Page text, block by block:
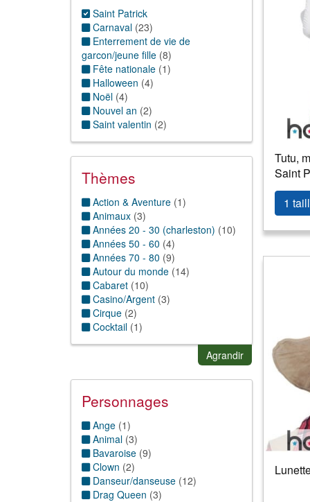
Frac(2)
Gilet(2)
Noeud papillon(2)
T-shirt(3)
Top( 1)
Jambes et pieds
Chaussures
Collants(4 )
Jupe(1)
Tête:
Couronne et tiare(1)
fausses oreilles
Lunettes(7 )
Moustache ( 1)
Serre tête( 9 )
Saint Patrick
Carnaval (23)
Enterrement de vie de
garcon/jeune fille (8)
Fête nationale (1)
Halloween (4)
Noël (4)
Nouvel an (2)
Saint valentin (2)
Thèmes
Action & Aventure (1)
Animaux (3)
Années 20 - 30 (charleston) (10)
Années 50 - 60 (4)
Années 70 - 80 (9)
Autour du monde (14)
Cabaret (10)
Casino/Argent (3)
Cirque (2)
Cocktail (1)
Conte de fée(6)
Exotique/Hawai/antilles(3)
Folklorique(63)
Grande taille(4)
Hippie thème
Horreur(1
Humour(5 )
Magie & sorcellerie
Nature(4)
Punk (1)
Agrandir
Personnages
Ange (1)
Animal (3)
Bavaroise (9)
Clown (2)
Danseur/danseuse (12)
Drag Queen (3)
Tutu,
Saint
1